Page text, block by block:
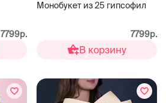
7799р.
Монобукет из 25 гипсофил
7799р.
В корзину